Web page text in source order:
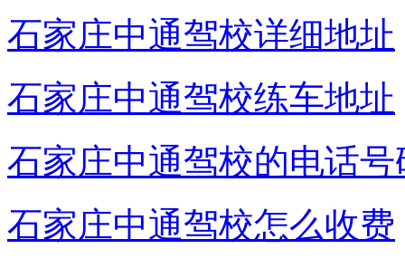
石家庄中通驾校详细地址
石家庄中通驾校练车地址
石家庄中通驾校的电话号
石家庄中通驾校怎么收费